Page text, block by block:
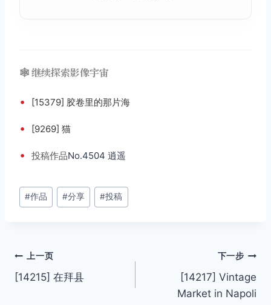
🕸️ 继续探索影像宇宙
• [15379] 胶卷里的那片海
• [9269] 猫
• 投稿作品No.4504 逍遥
文
章
#作品 #分享 #投稿
文
章
上一页
[14215] 在拜县
下一步
[14217] Vintage
Market in Napoli